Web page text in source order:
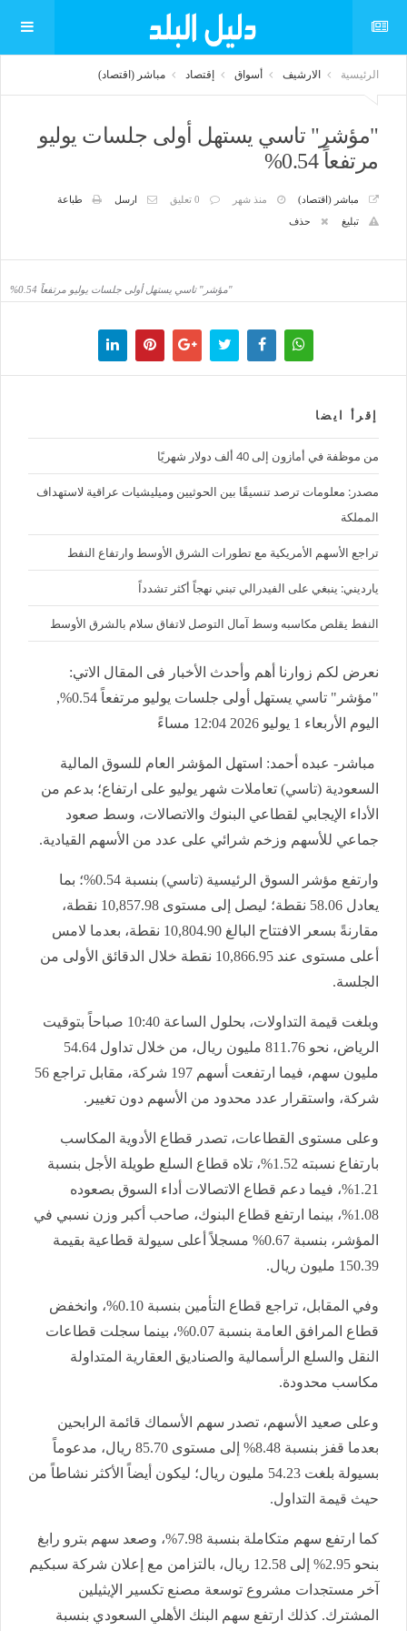
الرئيسية الارشيف أسواق إقتصاد مباشر (اقتصاد)
"مؤشر" تاسي يستهل أولى جلسات يوليو
مرتفعاً 0.54%
مباشر (اقتصاد) منذ شهر 0 تعليق ارسل
طباعة
تبليغ
حذف
"مؤشر" تاسي يستهل أولى جلسات يوليو مرتفعاً 0.54%
إقرأ ايضا
من موظفة في أمازون إلى 40 ألف دولار شهريًا
مصدر: معلومات ترصد تنسيقًا بين الحوثيين وميليشيات عراقية لاستهداف
المملكة
تراجع الأسهم الأمريكية مع تطورات الشرق الأوسط وارتفاع النفط
يارديني: ينبغي على الفيدرالي تبني نهجاً أكثر تشدداً
النفط يقلص مكاسبه وسط آمال التوصل لاتفاق سلام بالشرق الأوسط
نعرض لكم زوارنا أهم وأحدث الأخبار فى المقال الاتي:
"مؤشر" تاسي يستهل أولى جلسات يوليو مرتفعاً 0.54%,
اليوم الأربعاء 1 يوليو 2026 12:04 مساءً
مباشر- عبده أحمد: استهل المؤشر العام للسوق المالية
السعودية (تاسي) تعاملات شهر يوليو على ارتفاع؛ بدعم من
الأداء الإيجابي لقطاعي البنوك والاتصالات، وسط صعود
جماعي للأسهم وزخم شرائي على عدد من الأسهم القيادية.
وارتفع مؤشر السوق الرئيسية (تاسي) بنسبة 0.54%
؛ بما
يعادل 58.06 نقطة؛ ليصل إلى مستوى 10,857.98 نقطة،
مقارنةً بسعر الافتتاح البالغ 10,804.90 نقطة، بعدما لامس
أعلى مستوى عند 10,866.95 نقطة خلال الدقائق الأولى من
الجلسة.
وبلغت قيمة التداولات، بحلول الساعة 10:40 صباحاً بتوقيت
الرياض، نحو 811.76 مليون ريال، من خلال تداول 54.64
مليون سهم، فيما ارتفعت أسهم 197 شركة، مقابل تراجع 56
شركة، واستقرار عدد محدود من الأسهم دون تغيير .
وعلى مستوى القطاعات، تصدر قطاع الأدوية المكاسب
بارتفاع نسبته 1.52%، تلاه قطاع السلع طويلة الأجل بنسبة
1.21%، فيما دعم قطاع الاتصالات أداء السوق بصعوده
1.08%
، بينما ارتفع قطاع البنوك، صاحب أكبر وزن نسبي في
المؤشر، بنسبة 0.67%
مسجلاً أعلى سيولة قطاعية بقيمة
150.39 مليون ريال
.
وفي المقابل، تراجع قطاع التأمين بنسبة 0.10%، وانخفض
قطاع المرافق العامة بنسبة 0.07%، بينما سجلت قطاعات
النقل والسلع الرأسمالية والصناديق العقارية المتداولة
مكاسب محدودة.
وعلى صعيد الأسهم، تصدر سهم الأسماك قائمة الرابحين
بعدما قفز بنسبة 8.48% إلى مستوى 85.70 ريال، مدعوماً
بسيولة بلغت 54.23 مليون ريال؛ ليكون أيضاً الأكثر نشاطاً من
حيث قيمة التداول.
كما ارتفع سهم متكاملة بنسبة 7.98%، وصعد سهم بترو رابغ
بنحو 2.95% إلى 12.58 ريال، بالتزامن مع إعلان شركة سبكيم
آخر مستجدات مشروع توسعة مصنع تكسير الإيثيلين
المشترك. كذلك ارتفع سهم البنك الأهلي السعودي بنسبة